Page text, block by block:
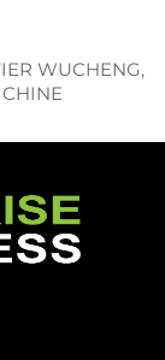
WUCHENG,